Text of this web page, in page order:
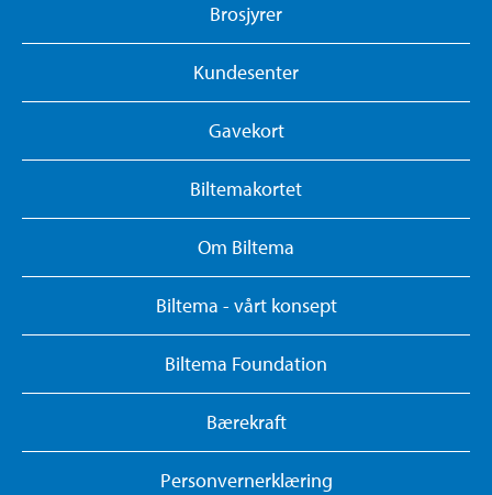
Brosjyrer
Kundesenter
Gavekort
Biltemakortet
Om Biltema
Biltema - vårt konsept
Biltema Foundation
Bærekraft
Personvernerklæring